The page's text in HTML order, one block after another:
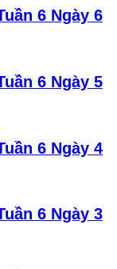
6 Ngày 6
6 Ngày 5
6 Ngày 4
6 Ngày 3